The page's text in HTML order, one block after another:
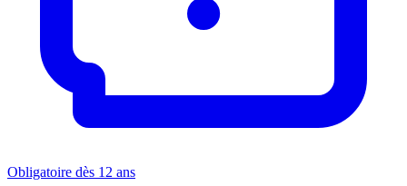
Obligatoire dès 12 ans